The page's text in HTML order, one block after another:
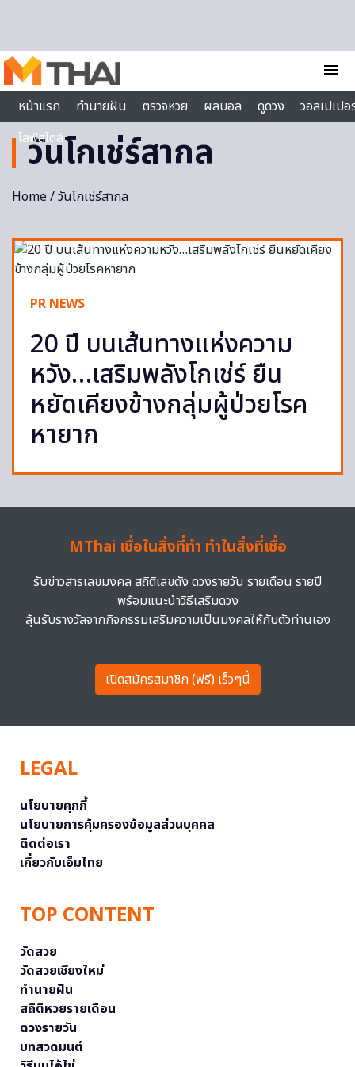
menu
หน้าแรก
ทำนายฝัน ตรวจหวย ผลบอล ดูดวง
วอลเปเป
ไลฟ์สไตล์
วันโกเช่ร์สากล
Home/ วันโกเช่ร์สากล
PR NEWS
20 ปี บนเส้นทางแห่งความ
หวัง…เสริมพลังโกเช่ร์ ยืน
หยัดเคียงข้างกลุ่มผู้ป่วยโรค
หายาก
MThai เชื่อในสิ่งที่ทำ ทำในสิ่งที่เชื่อ
รับข่าวสารเลขมงคล สถิติเลขดัง ดวงรายวัน รายเดือน รายปี
พร้อมแนะนำวิธีเสริมดวง
ลุ้นรับรางวัลจากกิจกรรมเสริมความเป็นมงคลให้กับตัวท่านเอง
เปิดสมัครสมาชิก (ฟรี) เร็วๆนี้
LEGAL
นโยบายคุกกี้
นโยบายการคุ้มครองข้อมูลส่วนบุคคล
ติดต่อเรา
เกี่ยวกับเอ็มไทย
TOP CONTENT
วัดสวย
วัดสวยเชียงใหม่
ทำนายฝัน
สถิติหวยรายเดือน
ดวงรายวัน
บทสวดมนต์